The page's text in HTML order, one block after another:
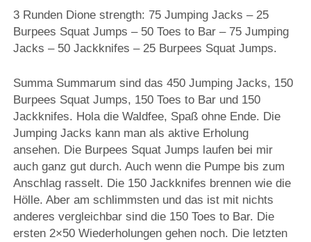
3 Runden Dione strength: 75 Jumping Jacks – 25
Burpees Squat Jumps – 50 Toes to Bar – 75 Jumping
Jacks – 50 Jackknifes – 25 Burpees Squat Jumps.
Summa Summarum sind das 450 Jumping Jacks, 150
Burpees Squat Jumps, 150 Toes to Bar und 150
Jackknifes. Hola die Waldfee, Spaß ohne Ende. Die
Jumping Jacks kann man als aktive Erholung
ansehen. Die Burpees Squat Jumps laufen bei mir
auch ganz gut durch. Auch wenn die Pumpe bis zum
Anschlag rasselt. Die 150 Jackknifes brennen wie die
Hölle. Aber am schlimmsten und das ist mit nichts
anderes vergleichbar sind die 150 Toes to Bar. Die
ersten 2×50 Wiederholungen gehen noch. Die letzten